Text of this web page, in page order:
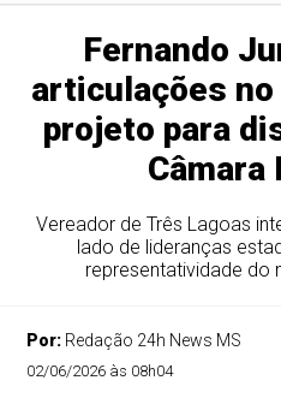
Fernando
articulações
projeto para
Câmara
Vereador de Três Lagoas
lado de lideranças
representatividade do
Por: Redação 24h News MS
02/06/2026 às 08h04